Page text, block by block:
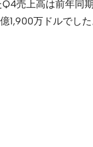
売上高は前年同
1,900万ドルでし